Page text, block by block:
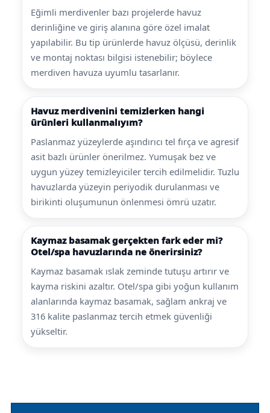
Eğimli merdivenler bazı projelerde havuz
derinliğine ve giriş alanına göre özel imalat
yapılabilir. Bu tip ürünlerde havuz ölçüsü, derinlik
ve montaj noktası bilgisi istenebilir; böylece
merdiven havuza uyumlu tasarlanır.
Havuz merdivenini temizlerken hangi
ürünleri kullanmalıyım?
Paslanmaz yüzeylerde aşındırıcı tel fırça ve agresif
asit bazlı ürünler önerilmez. Yumuşak bez ve
uygun yüzey temizleyiciler tercih edilmelidir. Tuzlu
havuzlarda yüzeyin periyodik durulanması ve
birikinti oluşumunun önlenmesi ömrü uzatır.
Kaymaz basamak gerçekten fark eder mi?
Otel/spa havuzlarında ne önerirsiniz?
Kaymaz basamak ıslak zeminde tutuşu artırır ve
kayma riskini azaltır. Otel/spa gibi yoğun kullanım
alanlarında kaymaz basamak, sağlam ankraj ve
316 kalite paslanmaz tercih etmek güvenliği
yükseltir.